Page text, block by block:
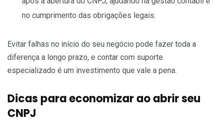
no cumprimento das obrigações legais.
Evitar falhas no início do seu negócio pode fazer toda a
diferença a longo prazo, e contar com suporte
especializado é um investimento que vale a pena.
Dicas para economizar ao abrir seu
CNPJ